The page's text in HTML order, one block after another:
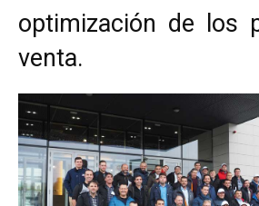
optimización de los
venta.